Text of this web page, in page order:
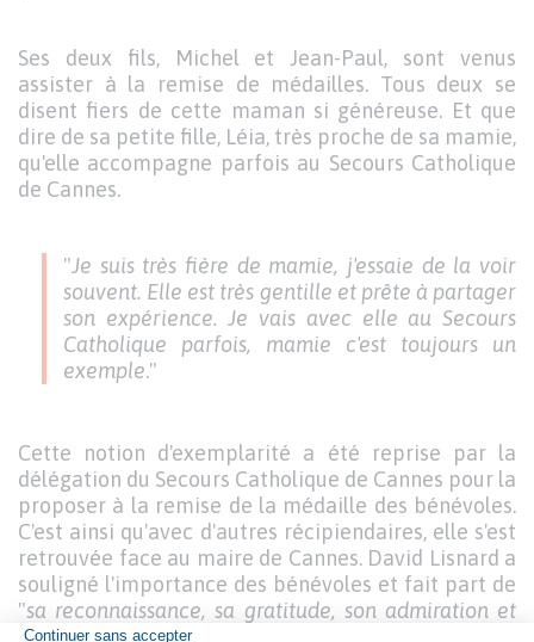
Ses deux fils, Michel et Jean-Paul, sont venus
assister à la remise de médailles. Tous deux se
disent fiers de cette maman si généreuse. Et que
dire de sa petite fille, Léia, très proche de sa mamie,
qu'elle accompagne parfois au Secours Catholique
de Cannes.
"Je suis très fière de mamie, j'essaie de la voir
souvent. Elle est très gentille et prête à partager
son expérience. Je vais avec elle au Secours
Catholique parfois, mamie c'est toujours un
exemple."
Cette notion d'exemplarité a été reprise par la
délégation du Secours Catholique de Cannes pour la
proposer à la remise de la médaille des bénévoles.
C'est ainsi qu'avec d'autres récipiendaires, elle s'est
retrouvée face au maire de Cannes. David Lisnard a
souligné l'importance des bénévoles et fait part de
"sa reconnaissance, sa gratitude, son admiration et
son affection respectueuse